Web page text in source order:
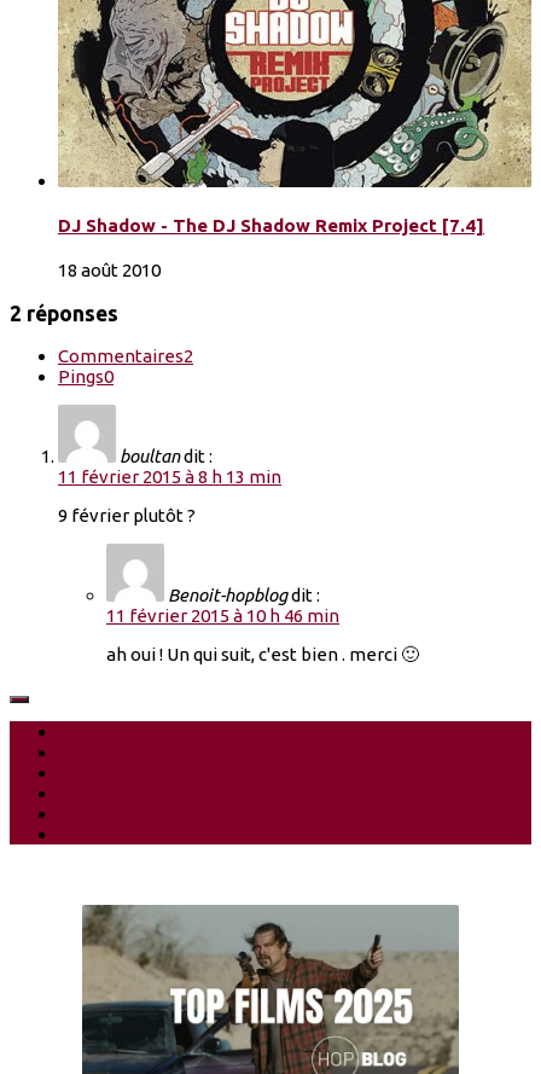
DJ Shadow - The DJ Shadow Remix Project [7.4]
18 août 2010
2 réponses
Commentaires2
Pings0
boultandit :
11 février 2015 à 8 h 13 min
9 février plutôt ?
Benoit-hopblogdit :
11 février 2015 à 10 h 46 min
ah oui ! Un qui suit, c'est bien . merci 🙂